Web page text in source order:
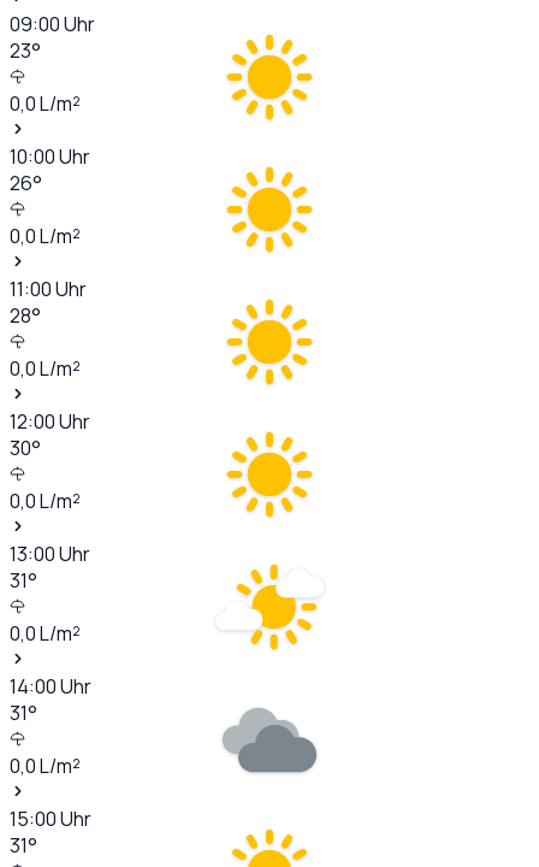
09:00Uhr
23°
0,0L/m²
10:00Uhr
26°
0,0L/m²
11:00Uhr
28°
0,0L/m²
12:00Uhr
30°
0,0L/m²
13:00Uhr
31°
0,0L/m²
14:00Uhr
31°
0,0L/m²
15:00Uhr
31°